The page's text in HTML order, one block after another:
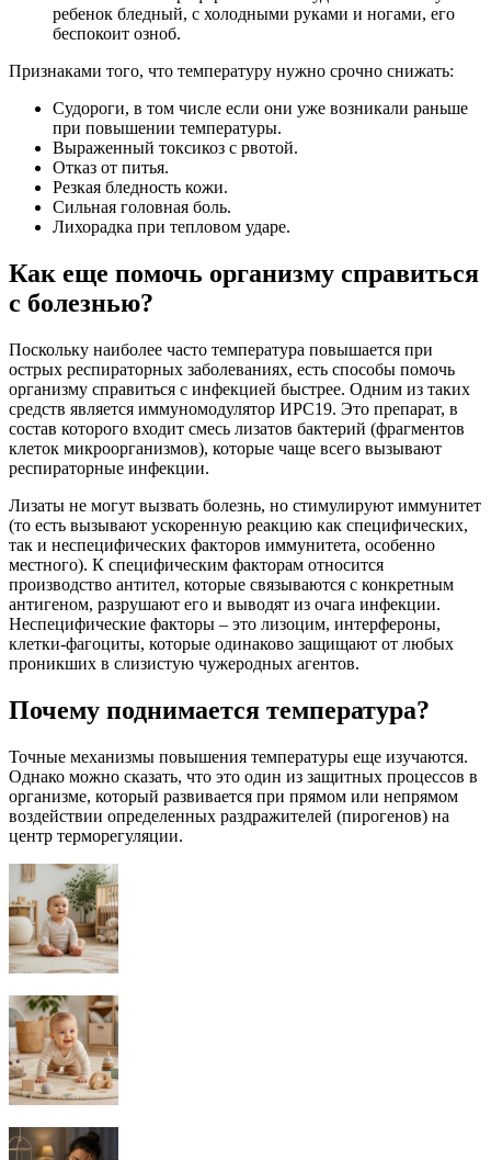
ребенок бледный, с холодными руками и ногами, его
беспокоит озноб.
Признаками того, что температуру нужно срочно снижать:
Судороги, в том числе если они уже возникали раньше
при повышении температуры.
Выраженный токсикоз с рвотой.
Отказ от питья.
Резкая бледность кожи.
Сильная головная боль.
Лихорадка при тепловом ударе.
Как еще помочь организму справиться
с болезнью?
Поскольку наиболее часто температура повышается при
острых респираторных заболеваниях, есть способы помочь
организму справиться с инфекцией быстрее. Одним из таких
средств является иммуномодулятор ИРС19. Это препарат, в
состав которого входит смесь лизатов бактерий (фрагментов
клеток микроорганизмов), которые чаще всего вызывают
респираторные инфекции.
Лизаты не могут вызвать болезнь, но стимулируют иммунитет
(то есть вызывают ускоренную реакцию как специфических,
так и неспецифических факторов иммунитета, особенно
местного). К специфическим факторам относится
производство антител, которые связываются с конкретным
антигеном, разрушают его и выводят из очага инфекции.
Неспецифические факторы – это лизоцим, интерфероны,
клетки-фагоциты, которые одинаково защищают от любых
проникших в слизистую чужеродных агентов.
Почему поднимается температура?
Точные механизмы повышения температуры еще изучаются.
Однако можно сказать, что это один из защитных процессов в
организме, который развивается при прямом или непрямом
воздействии определенных раздражителей (пирогенов) на
центр терморегуляции.